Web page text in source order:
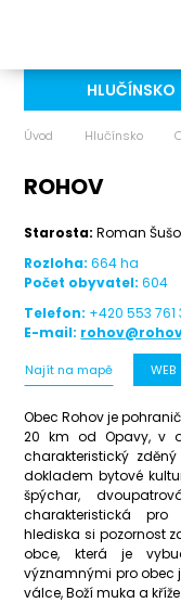
HLUČÍNSKO
Úvod Hlučínsko
ROHOV
Starosta:Roman
Rozloha:664 ha
Počet obyvatel:604
Telefon: +420 553 761
E-mail:
Najít na mapě WEB
Obec Rohov je
20 km od Opavy, v
charakteristický
dokladem bytové
špýchar,
charakteristická pro
hlediska si pozornost
obce, která je
významnými pro obec
válce, Boží muka a kříže.